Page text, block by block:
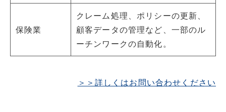
保険業
クレーム処理、ポリシーの更新、
顧客データの管理など、一部のル
ーチンワークの自動化。
＞＞詳しくはお問い合わせください